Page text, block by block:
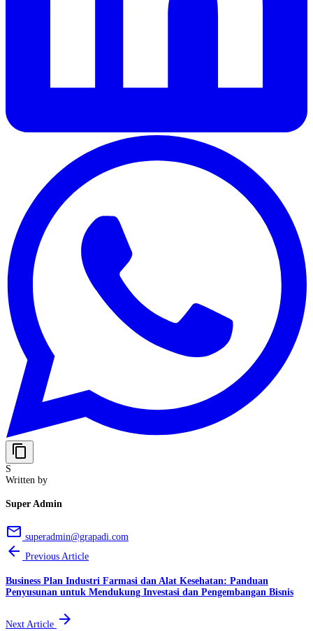
content_copy
S
Written by
Super Admin
email superadmin@grapadi.com
arrow_back Previous Article
Business Plan Industri Farmasi dan Alat Kesehatan: Panduan
Penyusunan untuk Mendukung Investasi dan Pengembangan Bisnis
Next Article arrow_forward